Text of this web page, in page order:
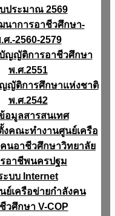
ประมาณ 2569
นาการอาชีวศึกษา-
ศ.-2560-2579
ญญัติการอาชีวศึกษา
พ.ศ.2551
ญัติการศึกษาแห่งชาติ
พ.ศ.2542
อมูลสารสนเทศ
งคณะทำงานศูนย์เครือ
นอาชีวศึกษาวิทยาลัย
อาชีพนครปฐม
ะบบ Internet
ย์เครือข่ายกำลังคน
วศึกษา V-COP